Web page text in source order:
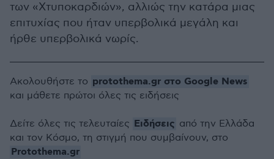
των «Χτυποκαρδιών», αλλιώς την κατάρα μιας
επιτυχίας που ήταν υπερβολικά μεγάλη και
ήρθε υπερβολικά νωρίς.
Ακολουθήστε το protothema.gr στο Google News
και μάθετε πρώτοι όλες τις ειδήσεις
Δείτε όλες τις τελευταίες Ειδήσεις από την Ελλάδα
και τον Κόσμο, τη στιγμή που συμβαίνουν, στο
Protothema.gr